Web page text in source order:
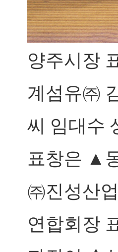
양주시장
계섬유㈜
씨 임대수
표창은 ▲
㈜진성산
연합회장